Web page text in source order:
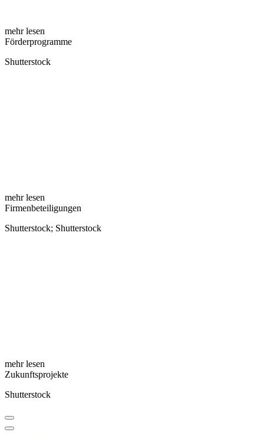
mehr lesen
Förderprogramme
Shutterstock
mehr lesen
Firmenbeteiligungen
Shutterstock; Shutterstock
mehr lesen
Zukunftsprojekte
Shutterstock